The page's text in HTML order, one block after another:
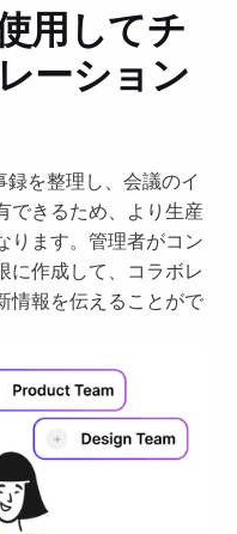
用してチ
ーション
を整理し、会議のイ
できるため、より生産
ります。管理者がコン
に作成して、コラボレ
情報を伝えることがで